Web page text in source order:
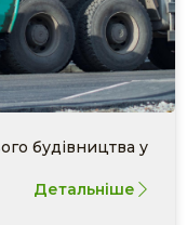
будівництва у
Детальніше